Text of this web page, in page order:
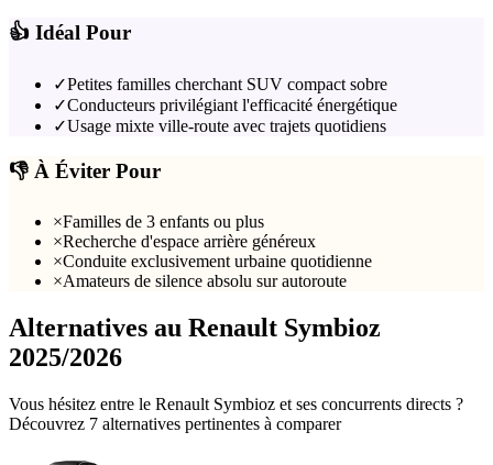
👍 Idéal Pour
✓Petites familles cherchant SUV compact sobre
✓Conducteurs privilégiant l'efficacité énergétique
✓Usage mixte ville-route avec trajets quotidiens
👎 À Éviter Pour
×Familles de 3 enfants ou plus
×Recherche d'espace arrière généreux
×Conduite exclusivement urbaine quotidienne
×Amateurs de silence absolu sur autoroute
Alternatives au Renault Symbioz
2025/2026
Vous hésitez entre le Renault Symbioz et ses concurrents directs ?
Découvrez 7 alternatives pertinentes à comparer